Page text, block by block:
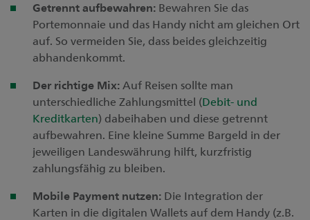
Getrennt aufbewahren: Bewahren Sie das
Portemonnaie und das Handy nicht am gleichen Ort
auf. So vermeiden Sie, dass beides gleichzeitig
abhandenkommt.
Der richtige Mix: Auf Reisen sollte man
unterschiedliche Zahlungsmittel (Debit- und
Kreditkarten) dabeihaben und diese getrennt
aufbewahren. Eine kleine Summe Bargeld in der
jeweiligen Landeswährung hilft, kurzfristig
zahlungsfähig zu bleiben.
Mobile Payment nutzen: Die Integration der
Karten in die digitalen Wallets auf dem Handy (z.B.